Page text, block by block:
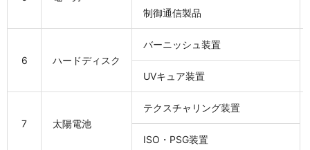
制御通信製品
6 ハードディスク
バーニッシュ装置
UVキュア装置
7 太陽電池
テクスチャリング装置
ISO・PSG装置